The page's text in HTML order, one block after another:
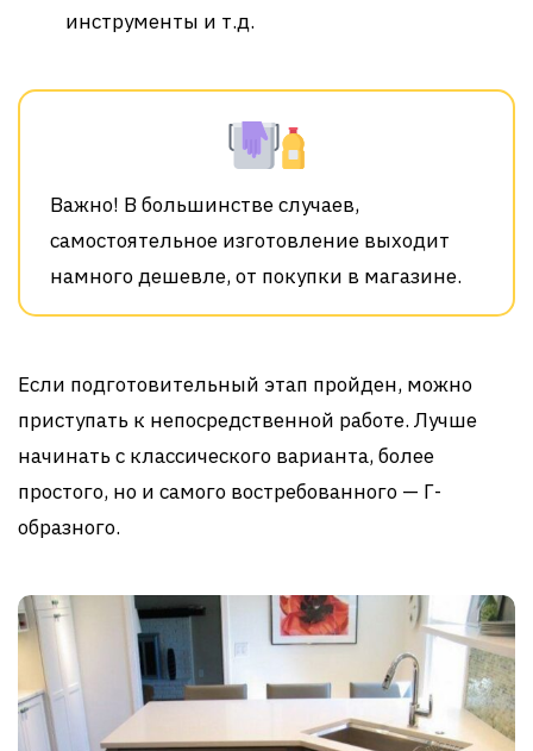
инструменты и т.д.
Важно! В большинстве случаев,
самостоятельное изготовление выходит
намного дешевле, от покупки в магазине.
Если подготовительный этап пройден, можно
приступать к непосредственной работе. Лучше
начинать с классического варианта, более
простого, но и самого востребованного — Г-
образного.